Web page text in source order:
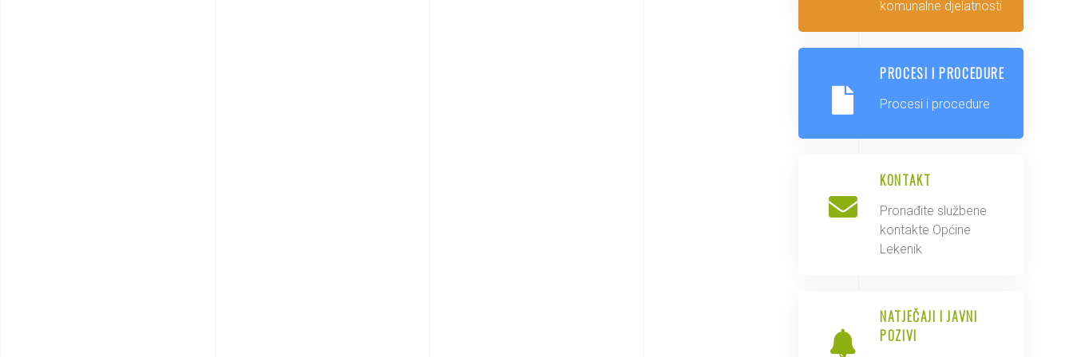
komunalne djelatnosti
PROCESI I PROCEDURE
Procesi i procedure
KONTAKT
Pronađite službene
kontakte Općine
Lekenik
NATJEČAJI I JAVNI
POZIVI